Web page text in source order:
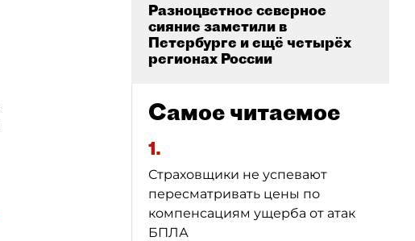
Разноцветное северное
сияние заметили в
Петербурге и ещё четырёх
регионах России
Самое читаемое
1.
Страховщики не успевают
пересматривать цены по
компенсациям ущерба от атак
БПЛА